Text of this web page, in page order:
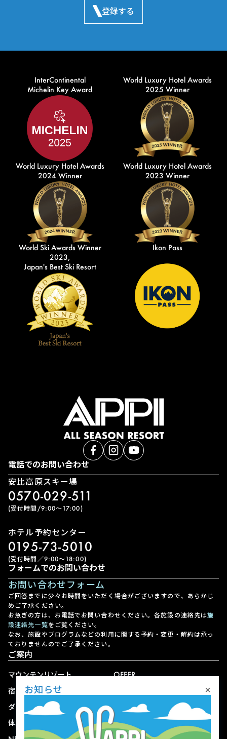
登録する
InterContinental
Michelin Key Award
World Luxury Hotel Awards
2025 Winner
World Luxury Hotel Awards
2024 Winner
World Luxury Hotel Awards
2023 Winner
World Ski Awards Winner
2023,
Japan's Best Ski Resort
Ikon Pass
電話でのお問い合わせ
安比高原スキー場
0570-029-511
(受付時間/9:00〜17:00)
ホテル予約センター
0195-73-5010
(受付時間／9:00〜18:00)
フォームでのお問い合わせ
お問い合わせフォーム
ご回答までに少々お時間をいただく場合がございますので、あらかじ
めご了承ください。
お急ぎの方は、お電話でお問い合わせください。各施設の連絡先は施
設連絡先一覧をご覧ください。
なお、施設やプログラムなどの利用に関する予約・変更・解約は承っ
ておりませんのでご了承ください。
ご案内
マウンテンリゾート
宿泊
ダイニング
体験
OFFER
ショップ
お知らせ ×